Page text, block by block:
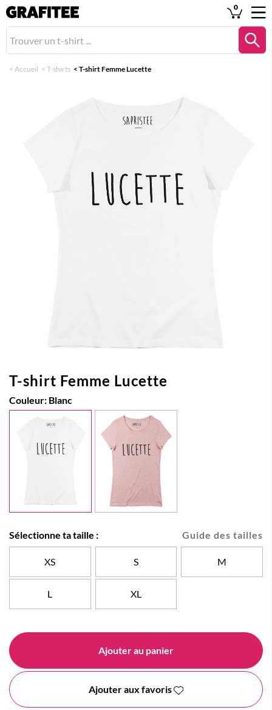
0
< Accueil < T-shirts < T-shirt Femme Lucette
T-shirt Femme Lucette
Couleur: Blanc
Guide des tailles
Sélectionne ta taille :
XS S M
L XL
Ajouter au panier
Ajouter aux favoris